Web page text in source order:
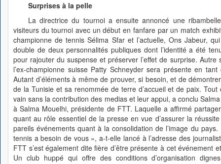
Surprises à la pelle
La directrice du tournoi a ensuite annoncé une
visiteurs du tournoi avec un début en fanfare par un match
championne de tennis Sélima Sfar et l’actuelle, Ons Jabeur,
double de deux personnalités publiques dont l’identité a été
pour rajouter du suspense et préserver l’effet de surprise.
l’ex-championne suisse Patty Schneyder sera présente en tant
Autant d’éléments à même de prouver, si besoin, et de
de la Tunisie et sa renommée de terre d’accueil et de paix.
vain sans la contribution des medias et leur appui, a conclu
à Salma Mouelhi, présidente de FTT. Laquelle a affirmé
quant au rôle essentiel de la presse en vue d’assurer la
pareils événements quant à la consolidation de l’image du
tennis a besoin de vous », a-t-elle lancé à l’adresse des
FTT s’est également dite fière d’être présente à cet événement
Un club huppé qui offre des conditions d’organisation